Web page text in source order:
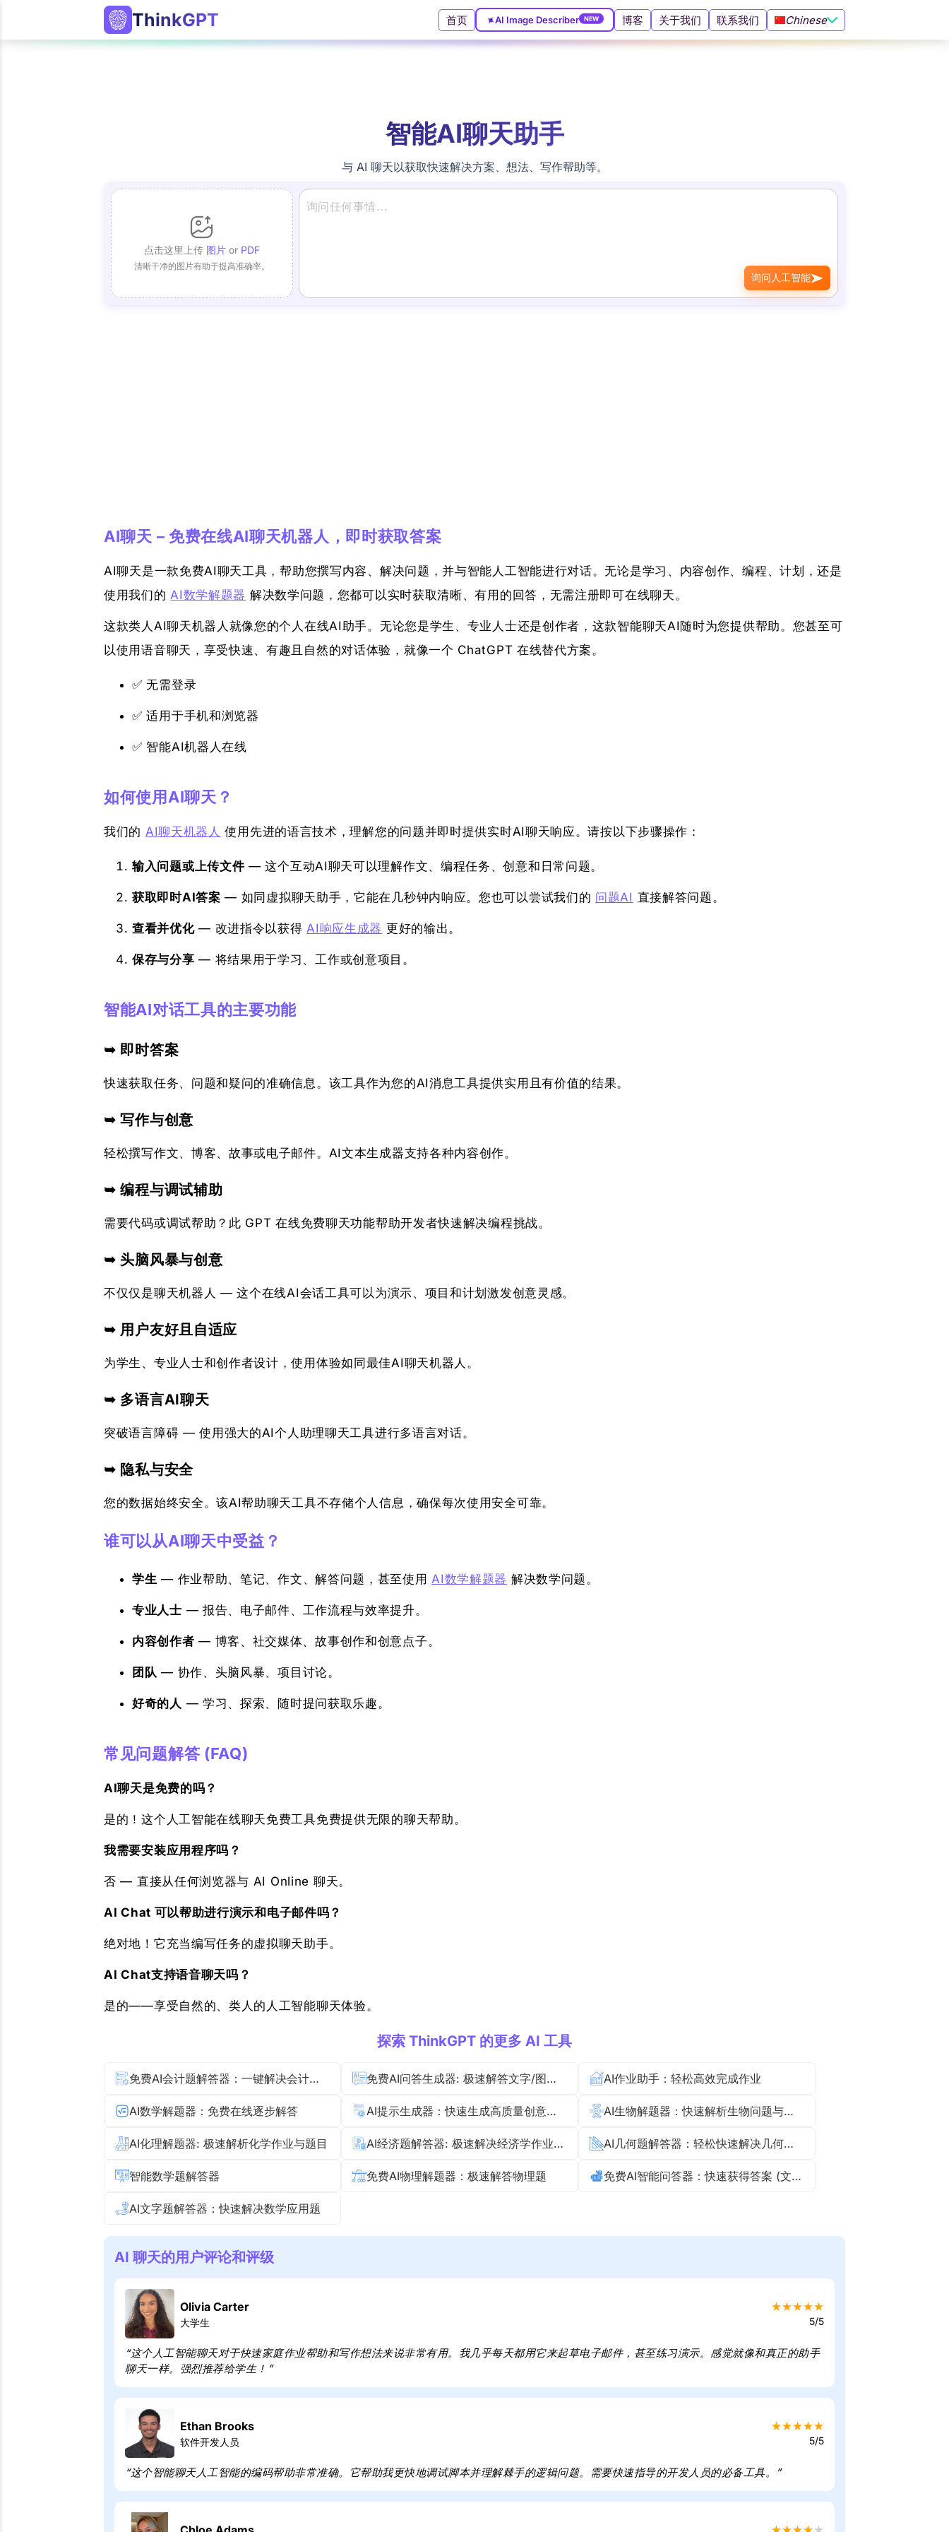
ThinkGPT 首页 ✦AI Image Describer NEW 博客 关于我们 联系我们 Chinese
智能AI聊天助手
与 AI 聊天以获取快速解决方案、想法、写作帮助等。
点击这里上传 图片or PDF
清晰干净的图片有助于提高准确率。
询问人工智能
AI聊天 – 免费在线AI聊天机器人，即时获取答案
AI聊天是一款免费AI聊天工具，帮助您撰写内容、解决问题，并与智能人工智能进行对话。无论是学习、内容创作、编程、计划，还是
使用我们的AI数学解题器 解决数学问题，您都可以实时获取清晰、有用的回答，无需注册即可在线聊天。
这款类人AI聊天机器人就像您的个人在线AI助手。无论您是学生、专业人士还是创作者，这款智能聊天AI随时为您提供帮助。您甚至可
以使用语音聊天，享受快速、有趣且自然的对话体验，就像一个 ChatGPT 在线替代方案。
✅ 无需登录
✅ 适用于手机和浏览器
✅ 智能AI机器人在线
如何使用AI聊天？
我们的 AI聊天机器人 使用先进的语言技术，理解您的问题并即时提供实时AI聊天响应。请按以下步骤操作：
输入问题或上传文件— 这个互动AI聊天可以理解作文、编程任务、创意和日常问题。
获取即时AI答案 — 如同虚拟聊天助手，它能在几秒钟内响应。您也可以尝试我们的 问题AI 直接解答问题。
查看并优化— 改进指令以获得AI响应生成器 更好的输出。
保存与分享 — 将结果用于学习、工作或创意项目。
智能AI对话工具的主要功能
➥ 即时答案
快速获取任务、问题和疑问的准确信息。该工具作为您的AI消息工具提供实用且有价值的结果。
➥ 写作与创意
轻松撰写作文、博客、故事或电子邮件。AI文本生成器支持各种内容创作。
➥ 编程与调试辅助
需要代码或调试帮助？此 GPT 在线免费聊天功能帮助开发者快速解决编程挑战。
➥ 头脑风暴与创意
不仅仅是聊天机器人 — 这个在线AI会话工具可以为演示、项目和计划激发创意灵感。
➥ 用户友好且自适应
为学生、专业人士和创作者设计，使用体验如同最佳AI聊天机器人。
➥ 多语言AI聊天
突破语言障碍 — 使用强大的AI个人助理聊天工具进行多语言对话。
➥ 隐私与安全
您的数据始终安全。该AI帮助聊天工具不存储个人信息，确保每次使用安全可靠。
谁可以从AI聊天中受益？
学生 — 作业帮助、笔记、作文、解答问题，甚至使用AI数学解题器 解决数学问题。
专业人士 — 报告、电子邮件、工作流程与效率提升。
内容创作者 — 博客、社交媒体、故事创作和创意点子。
团队 — 协作、头脑风暴、项目讨论。
好奇的人 — 学习、探索、随时提问获取乐趣。
常见问题解答 (FAQ)
AI聊天是免费的吗？
是的！这个人工智能在线聊天免费工具免费提供无限的聊天帮助。
我需要安装应用程序吗？
否 — 直接从任何浏览器与 AI Online 聊天。
AI Chat 可以帮助进行演示和电子邮件吗？
绝对地！它充当编写任务的虚拟聊天助手。
AI Chat支持语音聊天吗？
是的——享受自然的、类人的人工智能聊天体验。
探索 ThinkGPT 的更多 AI 工具
免费AI会计题解答器：一键解决会计难题 免费AI问答生成器: 极速解答文字/图片/PDF AI作业助手：轻松高效完成作业
AI数学解题器：免费在线逐步解答 AI提示生成器：快速生成高质量创意与学习提示 AI生物解题器：快速解析生物问题与作业
AI化理解题器: 极速解析化学作业与题目 AI经济题解答器: 极速解决经济学作业与问题 AI几何题解答器：轻松快速解决几何作业与问题
智能数学题解答器 免费AI物理解题器：极速解答物理题 免费AI智能问答器：快速获得答案 (文字/图片/PDF)
AI文字题解答器：快速解决数学应用题
AI 聊天的用户评论和评级
Olivia Carter
大学生
★★★★★
5/5
“这个人工智能聊天对于快速家庭作业帮助和写作想法来说非常有用。我几乎每天都用它来起草电子邮件，甚至练习演示。感觉就像和真正的助手
聊天一样。强烈推荐给学生！”
Ethan Brooks
软件开发人员
★★★★★
5/5
“这个智能聊天人工智能的编码帮助非常准确。它帮助我更快地调试脚本并理解棘手的逻辑问题。需要快速指导的开发人员的必备工具。”
★★★★★